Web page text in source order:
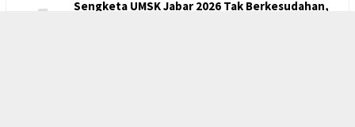
4
Sengketa UMSK Jabar 2026 Tak Berkesudahan,